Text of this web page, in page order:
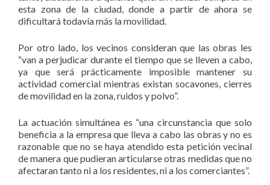
esta zona de la ciudad, donde a partir de ahora se
dificultará todavía más la movilidad.
Por otro lado, los vecinos consideran que las obras les
“van a perjudicar durante el tiempo que se lleven a cabo,
ya que será prácticamente imposible mantener su
actividad comercial mientras existan socavones, cierres
de movilidad en la zona, ruidos y polvo”.
La actuación simultánea es “una circunstancia que solo
beneficia a la empresa que lleva a cabo las obras y no es
razonable que no se haya atendido esta petición vecinal
de manera que pudieran articularse otras medidas que no
afectaran tanto ni a los residentes, ni a los comerciantes”.